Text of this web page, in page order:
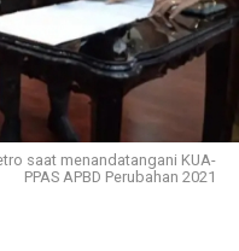
saat menandatangani KUA-
PPAS APBD Perubahan 2021